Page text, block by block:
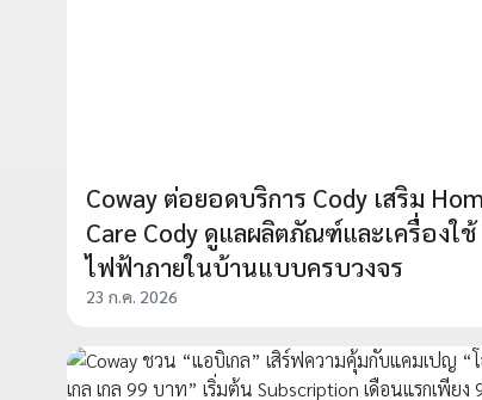
Coway ต่อยอดบริการ Cody เสริม
Care Cody ดูแลผลิตภัณฑ์และเครื่องใช้
ไฟฟ้าภายในบ้านแบบครบวงจร
23 ก.ค. 2026